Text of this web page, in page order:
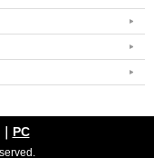
ター・フェスティバルをニ
・5月9日～6月19日：ロンド
公演、12日シュツットガル
ここ★・11月13日、14
・インドア・ミュージッ
念ツアーとしてはまず、ク
フェスティバル」も開催す
り精力的に活動した一年だ
、ロンドン連続公演に先立
PC